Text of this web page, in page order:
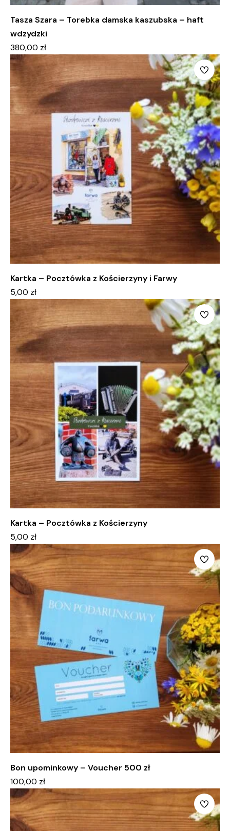
Tasza Szara – Torebka damska kaszubska – haft
wdzydzki
380,00 zł
Kartka – Pocztówka z Kościerzyny i Farwy
5,00 zł
Kartka – Pocztówka z Kościerzyny
5,00 zł
Bon upominkowy – Voucher 500 zł
100,00 zł